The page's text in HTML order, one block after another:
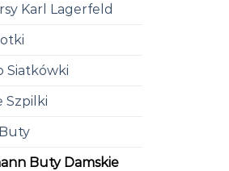
Karl Lagerfeld
Siatkówki
Szpilki
Buty Damskie